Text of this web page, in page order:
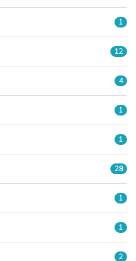
1
12
4
1
1
28
1
1
2